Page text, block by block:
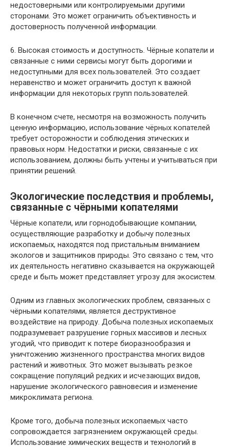
недостоверными или контролируемыми другими
сторонами. Это может ограничить объективность и
достоверность полученной информации.
6. Высокая стоимость и доступность. Чёрные копатели и
связанные с ними сервисы могут быть дорогими и
недоступными для всех пользователей. Это создает
неравенство и может ограничить доступ к важной
информации для некоторых групп пользователей.
В конечном счете, несмотря на возможность получить
ценную информацию, использование чёрных копателей
требует осторожности и соблюдения этических и
правовых норм. Недостатки и риски, связанные с их
использованием, должны быть учтены и учитываться при
принятии решений.
Экологические последствия и проблемы,
связанные с чёрными копателями
Чёрные копатели, или горнодобывающие компании,
осуществляющие разработку и добычу полезных
ископаемых, находятся под пристальным вниманием
экологов и защитников природы. Это связано с тем, что
их деятельность негативно сказывается на окружающей
среде и быть может представляет угрозу для экосистем.
Одним из главных экологических проблем, связанных с
чёрными копателями, является деструктивное
воздействие на природу. Добыча полезных ископаемых
подразумевает разрушение горных массивов и лесных
угодий, что приводит к потере биоразнообразия и
уничтожению жизненного пространства многих видов
растений и животных. Это может вызывать резкое
сокращение популяций редких и исчезающих видов,
нарушение экологического равновесия и изменение
микроклимата региона.
Кроме того, добыча полезных ископаемых часто
сопровождается загрязнением окружающей среды.
Использование химических веществ и технологий в